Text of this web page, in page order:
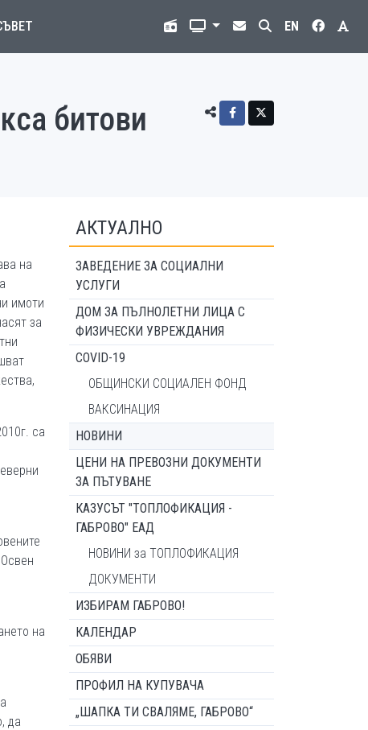
EN
битови
на
имоти
за
са
на
да
АКТУАЛНО
ЗАВЕДЕНИЕ ЗА СОЦИАЛНИ
УСЛУГИ
ДОМ ЗА ПЪЛНОЛЕТНИ ЛИЦА С
ФИЗИЧЕСКИ УВРЕЖДАНИЯ
COVID-19
ОБЩИНСКИ СОЦИАЛЕН ФОНД
ВАКСИНАЦИЯ
НОВИНИ
ЦЕНИ НА ПРЕВОЗНИ ДОКУМЕНТИ
ЗА ПЪТУВАНЕ
КАЗУСЪТ "ТОПЛОФИКАЦИЯ -
ГАБРОВО" ЕАД
НОВИНИ за ТОПЛОФИКАЦИЯ
ДОКУМЕНТИ
ИЗБИРАМ ГАБРОВО!
КАЛЕНДАР
ОБЯВИ
ПРОФИЛ НА КУПУВАЧА
„ШАПКА ТИ СВАЛЯМЕ, ГАБРОВО“